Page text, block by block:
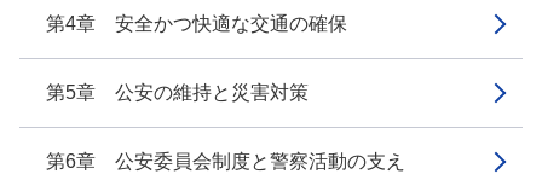
第4章 安全かつ快適な交通の確保
第5章 公安の維持と災害対策
第6章 公安委員会制度と警察活動の支え